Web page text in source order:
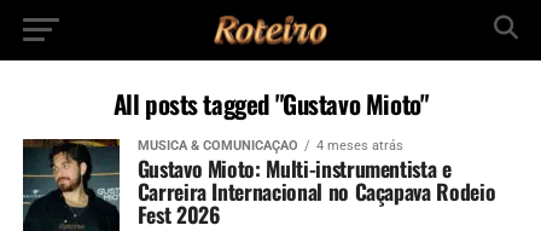
All posts tagged "Gustavo Mioto"
MÚSICA & COMUNICAÇÃO 4 meses atrás
Gustavo Mioto: Multi-instrumentista e
Carreira Internacional no Caçapava Rodeio
Fest 2026